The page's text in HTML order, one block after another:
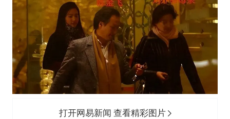
打开网易新闻 查看精彩图片